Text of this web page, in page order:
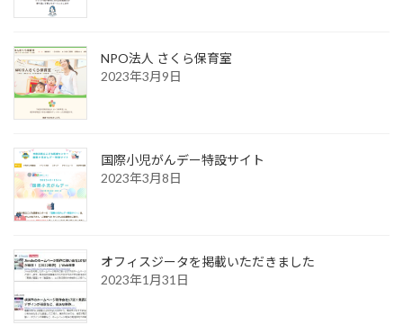
NPO法人 さくら保育室
2023年3月9日
国際小児がんデー特設サイト
2023年3月8日
オフィスジータを掲載いただきました
2023年1月31日